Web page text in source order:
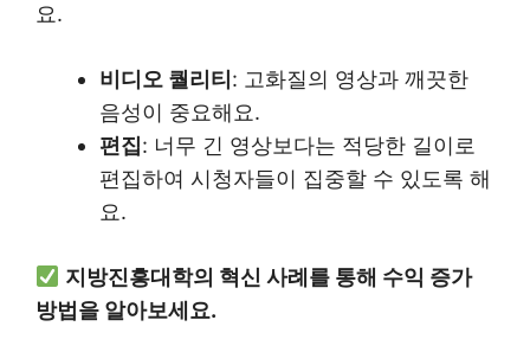
요.
비디오 퀄리티 : 고화질의 영상과 깨끗한
음성이 중요해요.
편집: 너무 긴 영상보다는 적당한 길이로
편집하여 시청자들이 집중할 수 있도록 해
요.
지방진흥대학의 혁신 사례를 통해 수익 증가
방법을 알아보세요.